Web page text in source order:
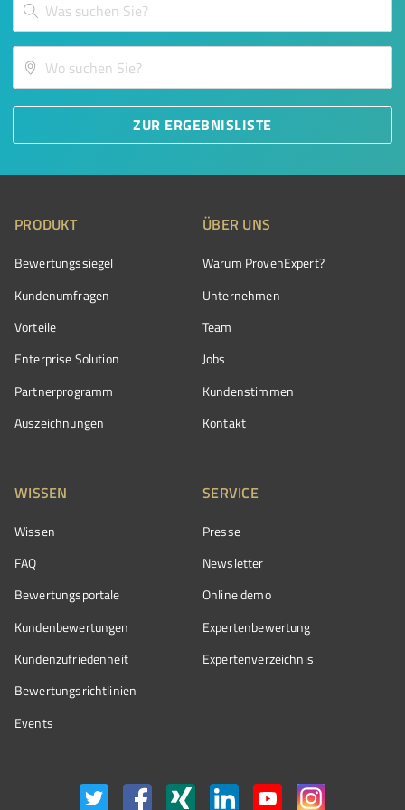
ZUR ERGEBNISLISTE
PRODUKT
Bewertungssiegel
Kundenumfragen
Vorteile
Enterprise Solution
Partnerprogramm
Auszeichnungen
ÜBER UNS
Warum ProvenExpert?
Unternehmen
Team
Jobs
Kundenstimmen
Kontakt
WISSEN
Wissen
FAQ
Bewertungsportale
Kundenbewertungen
Kundenzufriedenheit
Bewertungs­richtlinien
Events
SERVICE
Presse
Newsletter
Online demo
Expertenbewertung
Expertenverzeichnis